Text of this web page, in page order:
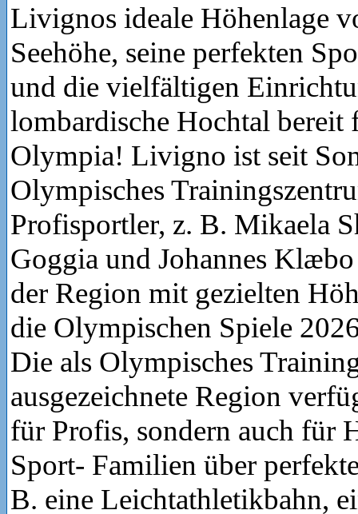
Livignos ideale Höhenlage
Seehöhe, seine perfekten
und die vielfältigen
lombardische Hochtal bereit
Olympia! Livigno ist seit
Olympisches
Profisportler, z. B. Mikaela
Goggia und Johannes
der Region mit gezielten
die Olympischen Spiele
Die als Olympisches
ausgezeichnete Region
für Profis, sondern auch für
Sport- Familien über
B. eine Leichtathletikbahn,